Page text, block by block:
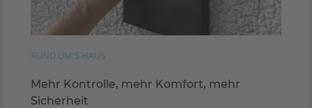
RUND UM'S HAUS
Mehr Kontrolle, mehr Komfort, mehr
Sicherheit